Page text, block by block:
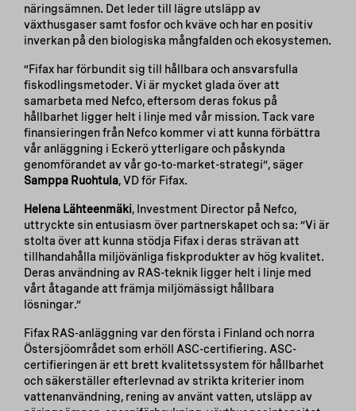
näringsämnen. Det leder till lägre utsläpp av
växthusgaser samt fosfor och kväve och har en positiv
inverkan på den biologiska mångfalden och ekosystemen.
”Fifax har förbundit sig till hållbara och ansvarsfulla
fiskodlingsmetoder. Vi är mycket glada över att
samarbeta med Nefco, eftersom deras fokus på
hållbarhet ligger helt i linje med vår mission. Tack vare
finansieringen från Nefco kommer vi att kunna förbättra
vår anläggning i Eckerö ytterligare och påskynda
genomförandet av vår go-to-market-strategi”, säger
Samppa Ruohtula, VD för Fifax.
Helena Lähteenmäki, Investment Director på Nefco,
uttryckte sin entusiasm över partnerskapet och sa: ”Vi är
stolta över att kunna stödja Fifax i deras strävan att
tillhandahålla miljövänliga fiskprodukter av hög kvalitet.
Deras användning av RAS-teknik ligger helt i linje med
vårt åtagande att främja miljömässigt hållbara
lösningar.”
Fifax RAS-anläggning var den första i Finland och norra
Östersjöområdet som erhöll ASC-certifiering. ASC-
certifieringen är ett brett kvalitetssystem för hållbarhet
och säkerställer efterlevnad av strikta kriterier inom
vattenanvändning, rening av använt vatten, utsläpp av